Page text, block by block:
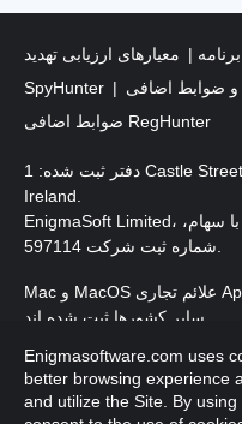
معیارهای ارزیابی تهدید
SpyHunter
ضوابط اضافی RegHunter
دفتر ثبت شده: 1 Castle Street، طبقه 3، Dublin 2 D02XD82
Ireland.
EnigmaSoft Limited، شرکت خصوصی با مسئولیت محدود با سهام،
Mac و MacOS علائم تجاری Apple Inc. هستند که در ایالات متحده و
حق چاپ 2016- 2026
Enigmasoftware.com uses
better browsing experience
and utilize the Site. By